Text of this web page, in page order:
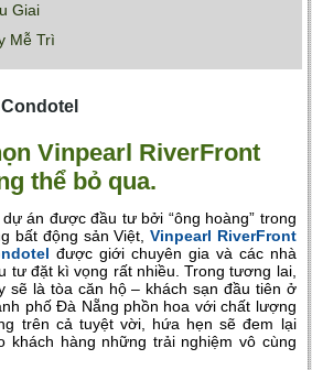
Giai
Mễ Trì
Vinpearl RiverFront
thể bỏ qua.
dự án được đầu tư bởi “ông hoàng” trong
bất động sản Việt, Vinpearl RiverFront
được giới chuyên gia và các nhà
tư đặt kì vọng rất nhiều. Trong tương lai,
sẽ là tòa căn hộ – khách sạn đầu tiên ở
phố Đà Nẵng phồn hoa với chất lượng
trên cả tuyệt vời, hứa hẹn sẽ đem lại
khách hàng những trải nghiệm vô cùng